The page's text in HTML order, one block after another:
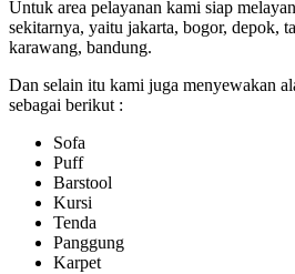
Untuk area pelayanan kami siap
sekitarnya, yaitu jakarta, bogor, depok,
karawang, bandung.
Dan selain itu kami juga menyewakan
sebagai berikut :
Sofa
Puff
Barstool
Kursi
Tenda
Panggung
Karpet